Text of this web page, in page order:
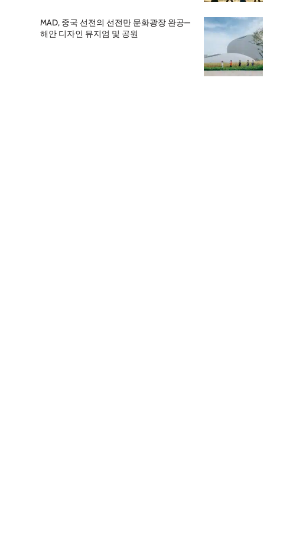
MAD, 중국 선전의 선전만 문화광장 완공—
해안 디자인 뮤지엄 및 공원